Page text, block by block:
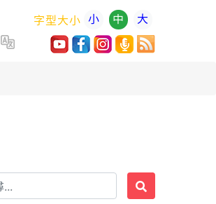
字型大小 小 中 大